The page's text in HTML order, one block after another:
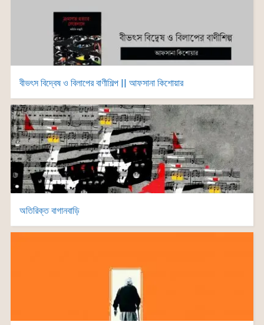
বীভৎস বিদ্বেষ ও বিলাপের বাণীশিল্প || আফসানা কিশোয়ার
অতিরিক্ত বাগানবাড়ি